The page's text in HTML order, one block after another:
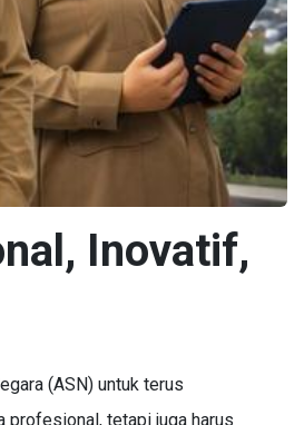
Inovatif,
(ASN) untuk terus
profesional, tetapi juga harus